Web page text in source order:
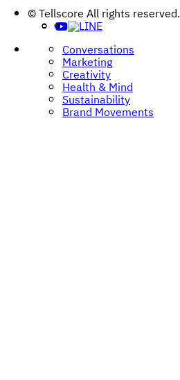
© Tellscore All rights reserved.
Conversations
Marketing
Creativity
Health & Mind
Sustainability
Brand Movements